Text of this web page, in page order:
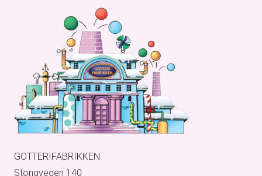
GOTTERIFABRIKKEN
Stongvegen 140